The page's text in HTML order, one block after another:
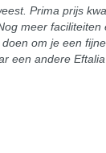
Prima prijs
meer
om je een
een andere